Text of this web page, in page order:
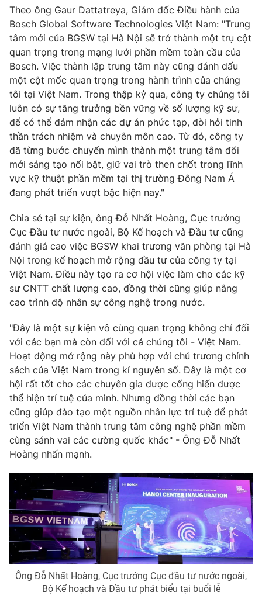
Chất lượng cuộc sống
Học trực tuyến
Công nghệ
Hitech Công nghệ tương lai
Sản phẩm
Thị trường
Tư vấn
Giao lưu trực tuyến
Lịch phát sóng
Chuyên mục khác
Emagazine Podcast
Photo Infographic
Video Shorts video
VTV Money VTV Thể thao
VTV Sức khoẻ Bất động sản
VTV4 Vươn mình bằng AI
VTV9 VTV8
Liên hệ tòa soạn English
THỜI BÁO VTV
Theo dõi báo trên
Cơ quan chủ quản:Đài Truyền hình Việt Nam
Cơ quan báo chí:
Thời báo VTV
Theo ông Gaur Dattatreya, Giám đốc Điều hành của
Bosch Global Software Technologies Việt Nam: "Trung
tâm mới của BGSW tại Hà Nội sẽ trở thành một trụ cột
quan trọng trong mạng lưới phần mềm toàn cầu của
Bosch. Việc thành lập trung tâm này cũng đánh dấu
một cột mốc quan trọng trong hành trình của chúng
tôi tại Việt Nam. Trong thập kỷ qua, công ty chúng tôi
luôn có sự tăng trưởng bền vững về số lượng kỹ sư,
để có thể đảm nhận các dự án phức tạp, đòi hỏi tinh
thần trách nhiệm và chuyên môn cao. Từ đó, công ty
đã từng bước chuyển mình thành một trung tâm đổi
mới sáng tạo nổi bật, giữ vai trò then chốt trong lĩnh
vực kỹ thuật phần mềm tại thị trường Đông Nam Á
đang phát triển vượt bậc hiện nay."
Chia sẻ tại sự kiện, ông Đỗ Nhất Hoàng, Cục trưởng
Cục Đầu tư nước ngoài, Bộ Kế hoạch và Đầu tư cũng
đánh giá cao việc BGSW khai trương văn phòng tại Hà
Nội trong kế hoạch mở rộng đầu tư của công ty tại
Việt Nam. Điều này tạo ra cơ hội việc làm cho các kỹ
sư CNTT chất lượng cao, đồng thời cũng giúp nâng
cao trình độ nhân sự công nghệ trong nước.
"Đây là một sự kiện vô cùng quan trọng không chỉ đối
với các bạn mà còn đối với cả chúng tôi - Việt Nam.
Hoạt động mở rộng này phù hợp với chủ trương chính
sách của Việt Nam trong kỉ nguyên số. Đây là một cơ
hội rất tốt cho các chuyên gia được cống hiến được
thể hiện trí tuệ của mình. Nhưng đồng thời các bạn
cũng giúp đào tạo một nguồn nhân lực trí tuệ để phát
triển Việt Nam thành trung tâm công nghệ phần mềm
cùng sánh vai các cường quốc khác" - Ông Đỗ Nhất
Hoàng nhấn mạnh.
Ông Đỗ Nhất Hoàng, Cục trưởng Cục đầu tư nước ngoài,
Bộ Kế hoạch và Đầu tư phát biểu tại buổi lễ